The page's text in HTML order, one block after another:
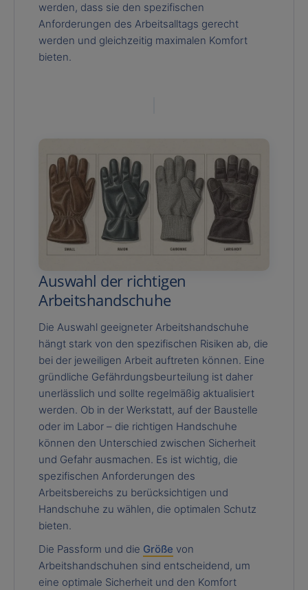
werden, dass sie den spezifischen
Anforderungen des Arbeitsalltags gerecht
werden und gleichzeitig maximalen Komfort
bieten.
Auswahl der richtigen
Arbeitshandschuhe
Die Auswahl geeigneter Arbeitshandschuhe
hängt stark von den spezifischen Risiken ab, die
bei der jeweiligen Arbeit auftreten können. Eine
gründliche Gefährdungsbeurteilung ist daher
unerlässlich und sollte regelmäßig aktualisiert
werden. Ob in der Werkstatt, auf der Baustelle
oder im Labor – die richtigen Handschuhe
können den Unterschied zwischen Sicherheit
und Gefahr ausmachen. Es ist wichtig, die
spezifischen Anforderungen des
Arbeitsbereichs zu berücksichtigen und
Handschuhe zu wählen, die optimalen Schutz
bieten.
Die Passform und die Größe von
Arbeitshandschuhen sind entscheidend, um
eine optimale Sicherheit und den Komfort